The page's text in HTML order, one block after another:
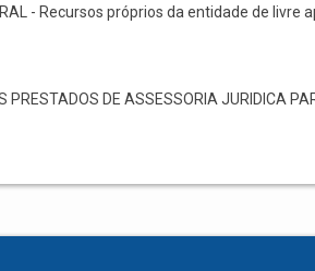
- Recursos próprios da entidade de livre
PRESTADOS DE ASSESSORIA JURIDICA